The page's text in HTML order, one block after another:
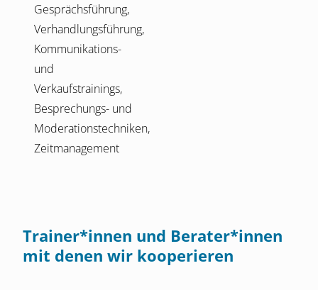
Gesprächsführung,
Verhandlungsführung,
Kommunikations-
und
Verkaufstrainings,
Besprechungs- und
Moderationstechniken,
Zeitmanagement
Trainer*innen und Berater*innen
mit denen wir kooperieren